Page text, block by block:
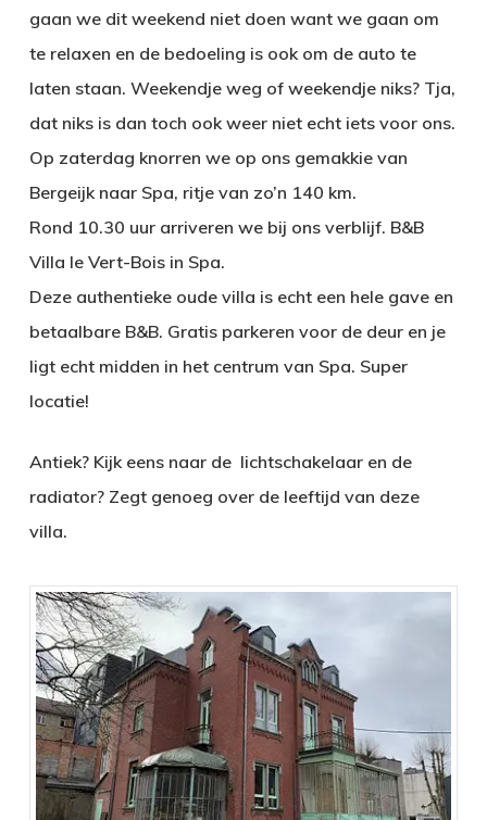
gaan we dit weekend niet doen want we gaan om
te relaxen en de bedoeling is ook om de auto te
laten staan. Weekendje weg of weekendje niks? Tja,
dat niks is dan toch ook weer niet echt iets voor ons.
Op zaterdag knorren we op ons gemakkie van
Bergeijk naar Spa, ritje van zo’n 140 km.
Rond 10.30 uur arriveren we bij ons verblijf. B&B
Villa le Vert-Bois in Spa.
Deze authentieke oude villa is echt een hele gave en
betaalbare B&B. Gratis parkeren voor de deur en je
ligt echt midden in het centrum van Spa. Super
locatie!
Antiek? Kijk eens naar de lichtschakelaar en de
radiator? Zegt genoeg over de leeftijd van deze
villa.